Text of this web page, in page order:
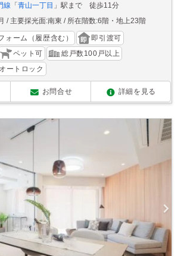
線 「青山一丁目 」駅まで 徒歩11分
主要採光面:南東 所在階数:6階・地上23階
ォーム（履歴含む）
即引渡可
ペット可
総戸数100戸以上
オートロック
お問合せ 詳細を見る